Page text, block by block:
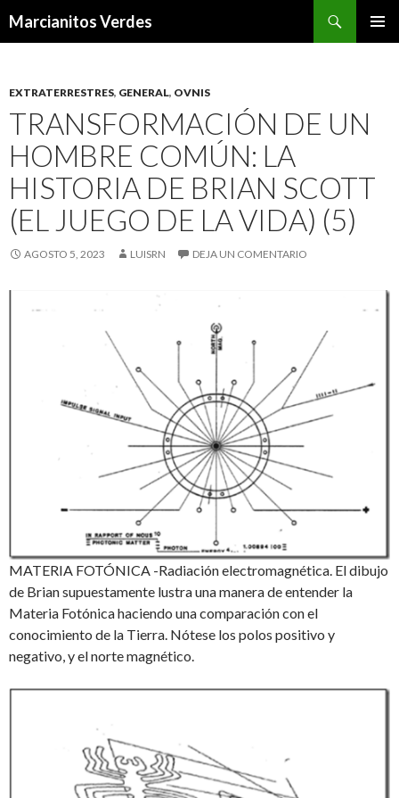
Marcianitos Verdes
EXTRATERRESTRES, GENERAL, OVNIS
TRANSFORMACIÓN DE UN
HOMBRE COMÚN: LA
HISTORIA DE BRIAN SCOTT
(EL JUEGO DE LA VIDA) (5)
AGOSTO 5, 2023 LUISRN DEJA UN COMENTARIO
MATERIA FOTÓNICA -Radiación electromagnética. El dibujo
de Brian supuestamente lustra una manera de entender la
Materia Fotónica haciendo una comparación con el
conocimiento de la Tierra. Nótese los polos positivo y
negativo, y el norte magnético.